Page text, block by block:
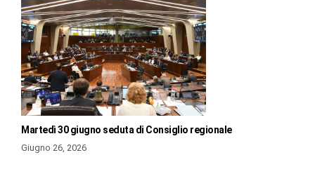
Martedì 30 giugno seduta di Consiglio regionale
Giugno 26, 2026